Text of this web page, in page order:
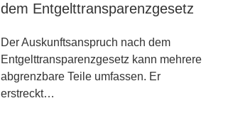
dem Entgelttransparenzgesetz
Der Auskunftsanspruch nach dem
Entgelttransparenzgesetz kann mehrere
abgrenzbare Teile umfassen. Er
erstreckt…